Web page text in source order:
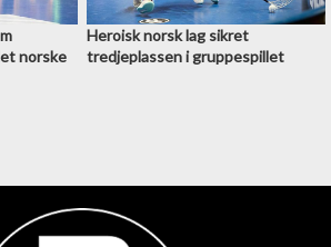
norske
Heroisk norsk lag sikret
tredjeplassen i gruppespillet